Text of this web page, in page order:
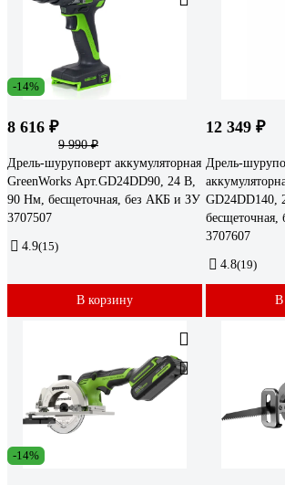
-14%
8 616 ₽
9 990 ₽
Дрель-шуруповерт аккумуляторная
GreenWorks Арт.GD24DD90, 24 В,
90 Нм, бесщеточная, без АКБ и ЗУ
3707507
4.9(15)
В корзину
12 349 ₽
Дрель-
GD24DD140,
3707607
4.8(19)
В
-14%